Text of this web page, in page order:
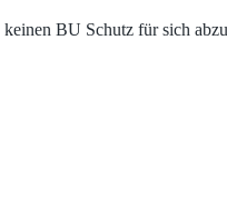
BU Schutz für sich